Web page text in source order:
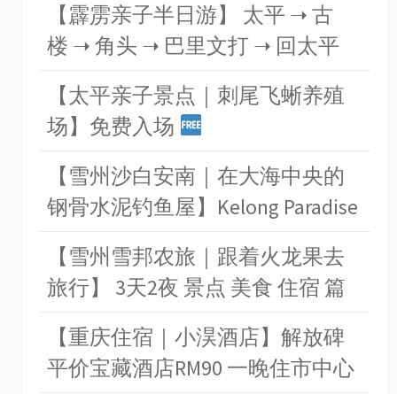
【霹雳亲子半日游】 太平 ➝ 古
楼 ➝ 角头 ➝ 巴里文打 ➝ 回太平
【太平亲子景点｜刺尾飞蜥养殖
场】免费入场
【雪州沙白安南｜在大海中央的
钢骨水泥钓鱼屋】Kelong Paradise
【雪州雪邦农旅｜跟着火龙果去
旅行】 3天2夜 景点 美食 住宿 篇
【重庆住宿｜小淏酒店】解放碑
平价宝藏酒店RM90 一晚住市中心